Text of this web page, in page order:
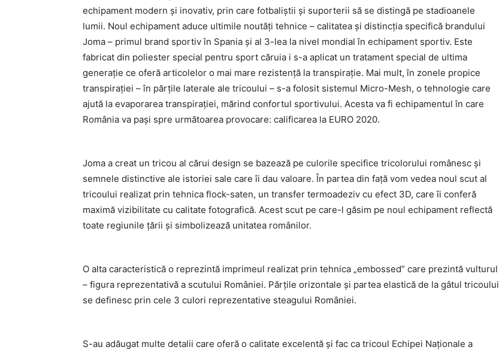
echipament modern și inovativ, prin care fotbaliștii și suporterii să se distingă pe stadioanele
lumii. Noul echipament aduce ultimile noutăți tehnice – calitatea și distincția specifică brandului
Joma – primul brand sportiv în Spania și al 3-lea la nivel mondial în echipament sportiv. Este
fabricat din poliester special pentru sport căruia i s-a aplicat un tratament special de ultima
generație ce oferă articolelor o mai mare rezistență la transpirație. Mai mult, în zonele propice
transpirației – în părțile laterale ale tricoului – s-a folosit sistemul Micro-Mesh, o tehnologie care
ajută la evaporarea transpirației, mărind confortul sportivului. Acesta va fi echipamentul în care
România va pași spre următoarea provocare: calificarea la EURO 2020.
Joma a creat un tricou al cărui design se bazează pe culorile specifice tricolorului românesc și
semnele distinctive ale istoriei sale care îi dau valoare. În partea din față vom vedea noul scut al
tricoului realizat prin tehnica flock-saten, un transfer termoadeziv cu efect 3D, care îi conferă
maximă vizibilitate cu calitate fotografică. Acest scut pe care-l găsim pe noul echipament reflectă
toate regiunile țării și simbolizează unitatea românilor.
O alta caracteristică o reprezintă imprimeul realizat prin tehnica „embossed” care prezintă vulturul
– figura reprezentativă a scutului României. Părțile orizontale și partea elastică de la gâtul tricoului
se definesc prin cele 3 culori reprezentative steagului României.
S-au adăugat multe detalii care oferă o calitate excelentă și fac ca tricoul Echipei Naționale a